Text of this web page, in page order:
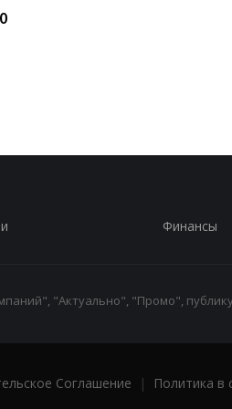
Финансы
"Актуально", "Промо",
Соглашение |
Политика в